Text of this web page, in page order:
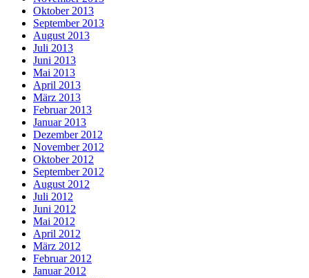
Oktober 2013
September 2013
August 2013
Juli 2013
Juni 2013
Mai 2013
April 2013
März 2013
Februar 2013
Januar 2013
Dezember 2012
November 2012
Oktober 2012
September 2012
August 2012
Juli 2012
Juni 2012
Mai 2012
April 2012
März 2012
Februar 2012
Januar 2012